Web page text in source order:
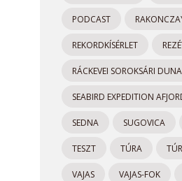
PODCAST
REKORDKÍSÉRLET
RÁCKEVEI SOROKSÁRI DUNA
SEABIRD EXPEDITION
SEDNA SUGOVICA
TESZT TÚRA
VAJAS VAJAS-FOK